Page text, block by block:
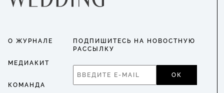
О ЖУРНАЛЕ
МЕДИАКИТ
КОМАНДА
ПОДПИШИТЕСЬ НА НОВОСТНУЮ
РАССЫЛКУ
ОК